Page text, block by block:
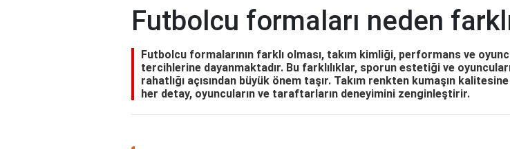
Futbolcu formaları neden
Futbolcu formalarının farklı olması, takım kimliği, performans ve
tercihlerine dayanmaktadır. Bu farklılıklar, sporun estetiği ve
rahatlığı açısından büyük önem taşır. Takım renkten kumaşın
her detay, oyuncuların ve taraftarların deneyimini zenginleştirir.